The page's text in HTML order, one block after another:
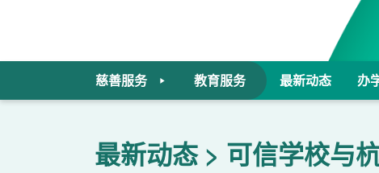
慈善服务 教育服务 最新动态 办
最新动态 可信学校与